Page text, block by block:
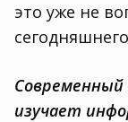
это уже не
изучает